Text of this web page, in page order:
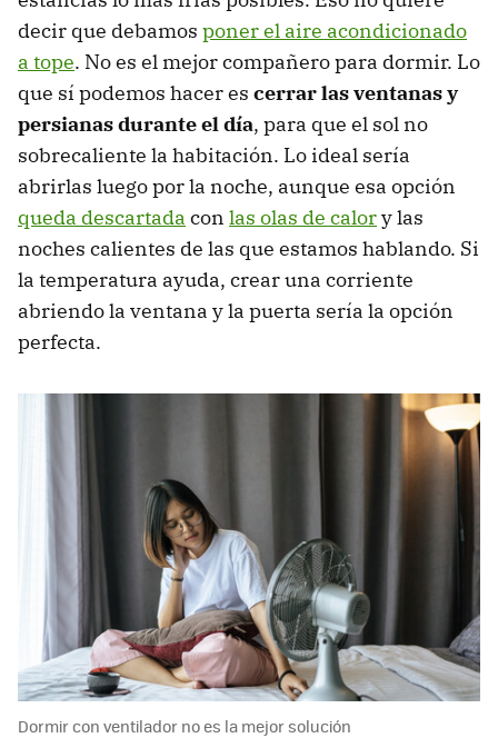
decir que debamos poner el aire acondicionado
a tope. No es el mejor compañero para dormir. Lo
que sí podemos hacer es cerrar las ventanas y
persianas durante el día, para que el sol no
sobrecaliente la habitación. Lo ideal sería
abrirlas luego por la noche, aunque esa opción
queda descartada con las olas de calory las
noches calientes de las que estamos hablando. Si
la temperatura ayuda, crear una corriente
abriendo la ventana y la puerta sería la opción
perfecta.
Dormir con ventilador no es la mejor solución